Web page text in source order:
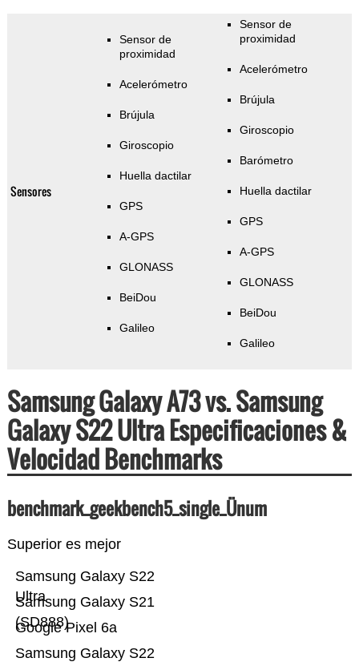
Sensores
Sensor de
proximidad
Acelerómetro
Brújula
Giroscopio
Huella dactilar
GPS
A-GPS
GLONASS
BeiDou
Galileo
Sensor de
proximidad
Acelerómetro
Brújula
Giroscopio
Barómetro
Huella dactilar
GPS
A-GPS
GLONASS
BeiDou
Galileo
Samsung Galaxy A73 vs. Samsung
Galaxy S22 Ultra Especificaciones &
Velocidad Benchmarks
benchmark_geekbench5_single_Ünum
Superior es mejor
Samsung Galaxy S22
Google Pixel 6a
Samsung Galaxy S21
(SD888)
Samsung Galaxy S22
Ultra